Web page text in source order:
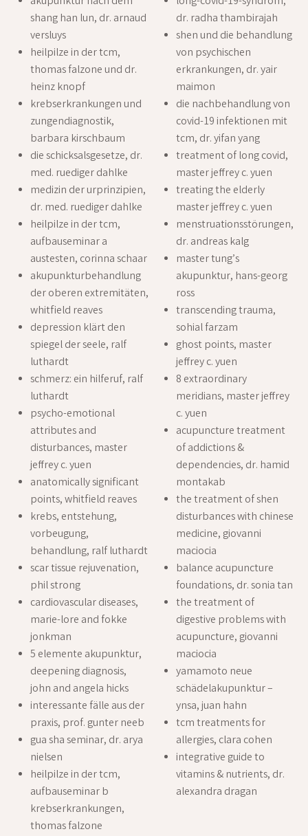
shang han lun, dr. arnaud
versluys
heilpilze in der tcm,
thomas falzone und dr.
heinz knopf
krebserkrankungen und
zungendiagnostik,
barbara kirschbaum
die schicksalsgesetze, dr.
med. ruediger dahlke
medizin der urprinzipien,
dr. med. ruediger dahlke
heilpilze in der tcm,
aufbauseminar a
austesten, corinna schaar
akupunkturbehandlung
der oberen extremitäten,
whitfield reaves
depression klärt den
spiegel der seele, ralf
luthardt
schmerz: ein hilferuf, ralf
luthardt
psycho-emotional
attributes and
disturbances, master
jeffrey c. yuen
anatomically significant
points, whitfield reaves
krebs, entstehung,
vorbeugung,
behandlung, ralf luthardt
scar tissue rejuvenation,
phil strong
cardiovascular diseases,
marie-lore and fokke
jonkman
5 elemente akupunktur,
deepening diagnosis,
john and angela hicks
interessante fälle aus der
praxis, prof. gunter neeb
gua sha seminar, dr. arya
nielsen
heilpilze in der tcm,
aufbauseminar b
krebserkrankungen,
thomas falzone
dr. radha thambirajah
shen und die behandlung
von psychischen
erkrankungen, dr. yair
maimon
die nachbehandlung von
covid-19 infektionen mit
tcm, dr. yifan yang
treatment of long covid,
master jeffrey c. yuen
treating the elderly
master jeffrey c. yuen
menstruationsstörungen,
dr. andreas kalg
master tung’s
akupunktur, hans-georg
ross
transcending trauma,
sohial farzam
ghost points, master
jeffrey c. yuen
8 extraordinary
meridians, master jeffrey
c. yuen
acupuncture treatment
of addictions &
dependencies, dr. hamid
montakab
the treatment of shen
disturbances with chinese
medicine, giovanni
maciocia
balance acupuncture
foundations, dr. sonia tan
the treatment of
digestive problems with
acupuncture, giovanni
maciocia
yamamoto neue
schädelakupunktur –
ynsa, juan hahn
tcm treatments for
allergies, clara cohen
integrative guide to
vitamins & nutrients, dr.
alexandra dragan